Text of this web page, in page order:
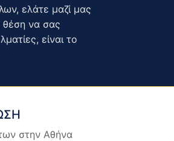
ελάτε μαζί μας
θέση να σας
είναι το
στην Αθήνα